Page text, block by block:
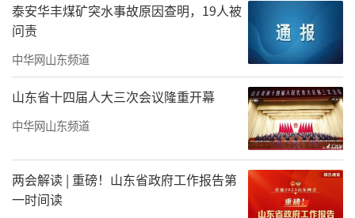
泰安华丰煤矿突水事故原因查明，19人被
问责
中华网山东频道
山东省十四届人大三次会议隆重开幕
中华网山东频道
两会解读 | 重磅！山东省政府工作报告第
一时间读